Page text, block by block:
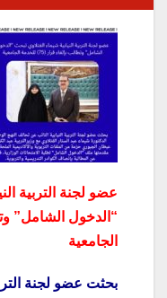
عضو لجنة التربية
الجامعية
بحثت عضو لجنة